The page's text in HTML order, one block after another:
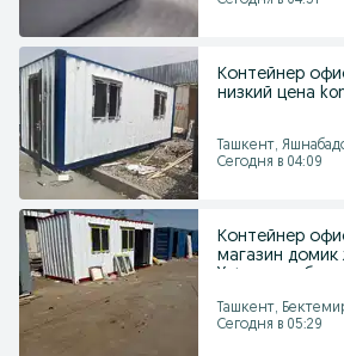
Контейнер
низкий цена
Ташкент,
Сегодня в 04:09
Контейнер
магазин домик
Ташкент,
Сегодня в 05:29